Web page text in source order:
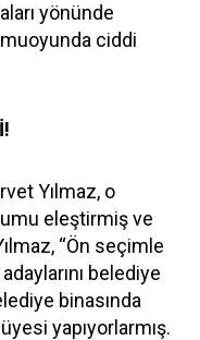
yönünde
ciddi
Yılmaz, o
eleştirmiş ve
“Ön seçimle
belediye
binasında
yapıyorlarmış.